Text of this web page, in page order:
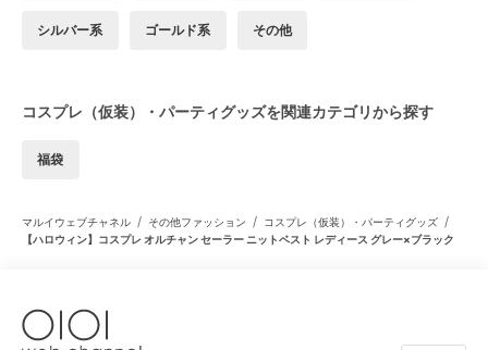
シルバー系 ゴールド系 その他
コスプレ（仮装）・パーティグッズを関連カテゴリから探す
福袋
マルイウェブチャネル / その他ファッション / コスプレ（仮装）・パーティグッズ /
【ハロウィン】コスプレ オルチャン セーラー ニットベスト レディース グレー×ブラック